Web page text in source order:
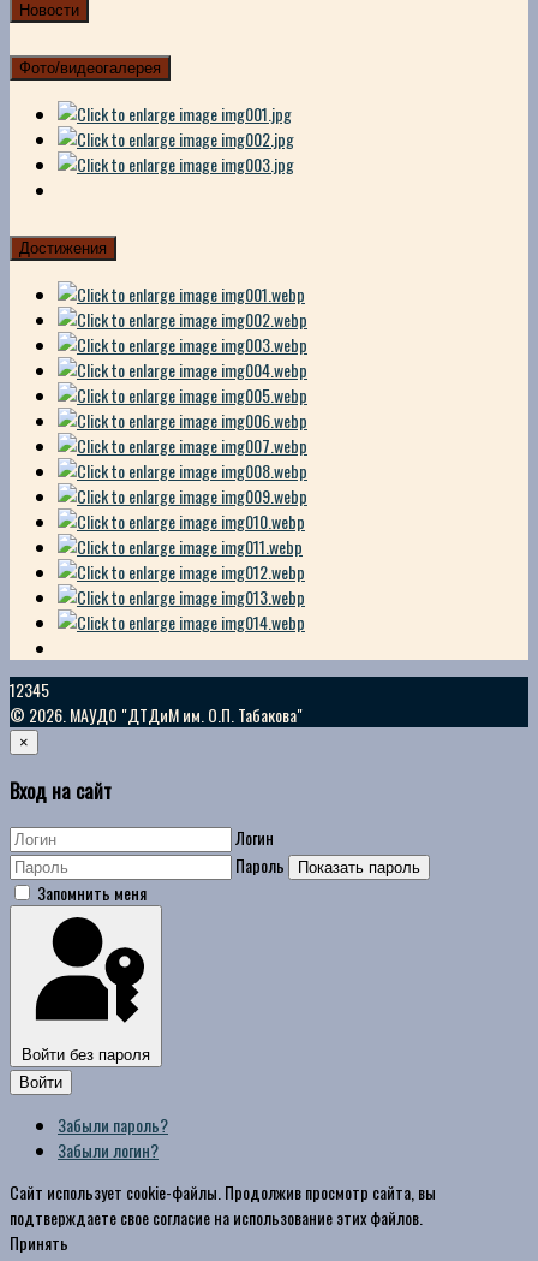
Новости
Фото/видеогалерея
Достижения
12345
© 2026. МАУДО "ДТДиМ им. О.П. Табакова"
×
Вход на сайт
Логин
Пароль
Показать пароль
Запомнить меня
Войти без пароля
Войти
Забыли пароль?
Забыли логин?
Сайт использует cookie-файлы. Продолжив просмотр сайта, вы
подтверждаете свое согласие на использование этих файлов.
Принять